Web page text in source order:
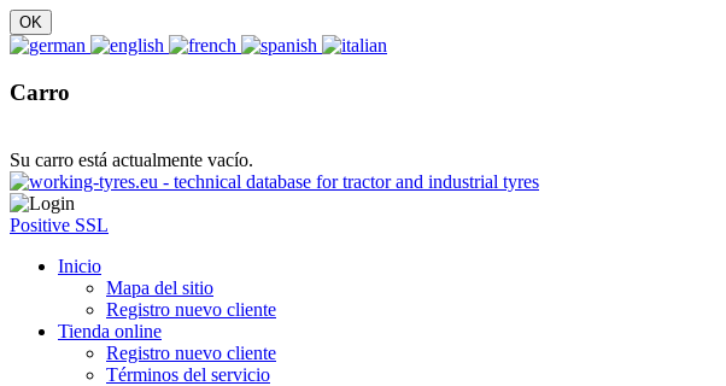
Carro
Su carro está actualmente vacío.
Positive SSL
Inicio
Mapa del sitio
Registro nuevo cliente
Tienda online
Registro nuevo cliente
Términos del servicio